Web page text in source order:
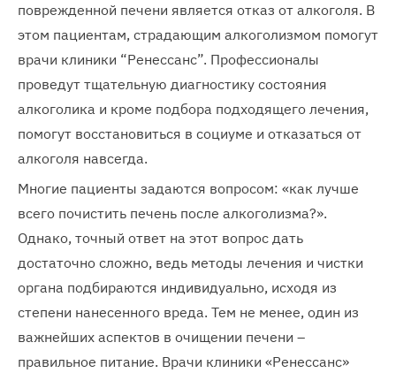
поврежденной печени является отказ от алкоголя. В
этом пациентам, страдающим алкоголизмом помогут
врачи клиники “Ренессанс”. Профессионалы
проведут тщательную диагностику состояния
алкоголика и кроме подбора подходящего лечения,
помогут восстановиться в социуме и отказаться от
алкоголя навсегда.
Многие пациенты задаются вопросом: «как лучше
всего почистить печень после алкоголизма?».
Однако, точный ответ на этот вопрос дать
достаточно сложно, ведь методы лечения и чистки
органа подбираются индивидуально, исходя из
степени нанесенного вреда. Тем не менее, один из
важнейших аспектов в очищении печени –
правильное питание. Врачи клиники «Ренессанс»